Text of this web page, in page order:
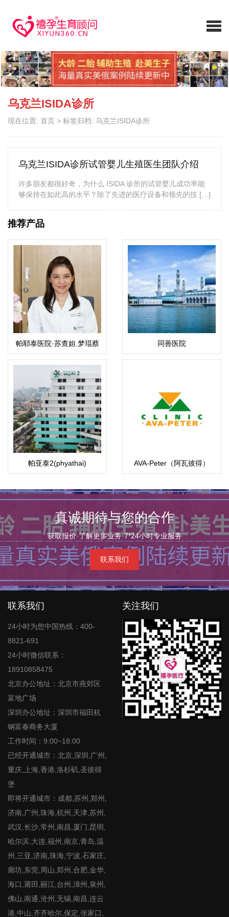
乌克兰ISIDA诊所
现在位置: 首页 > 标签归档: 乌克兰ISIDA诊所
乌克兰ISIDA诊所试管婴儿生殖医生团队介绍
许多朋友都很好奇，为什么 ISIDA 诊所的试管婴儿成功率能
够保持在如此高的水平？除了先进的医疗设备和领先的技 […]
推荐产品
帕耶泰医院·苏查妲.梦琨蔡
帕（Suchada）
同善医院
帕亚泰2(phyathai) AVA-Peter（阿瓦彼得）
真诚期待与您的合作
获取报价·了解更多业务·7*24小时专业服务
联系我们
联系我们
24小时为您中国热线：400-
8821-691
24小时微信联系：
18910858475
北京办公地址：北京市燕郊区
富地广场
深圳办公地址：深圳市福田杭
钢富春商务大厦
工作时间：9:00~18:00
已经开通城市：北京,深圳,广州,
重庆,上海,香港,洛杉矶,圣彼得
堡
即将开通城市：成都,苏州,郑州,
济南,广州,珠海,杭州,天津,苏州,
武汉,长沙,常州,南昌,厦门,昆明,
哈尔滨,大连,福州,南京,青岛,温
州,三亚,济南,珠海,宁波,石家庄,
廊坊,东莞,周山,郑州,合肥,金华,
海口,莆田,丽江,台州,漳州,泉州,
佛山,南通,沧州,无锡,南昌,连云
港,中山,齐齐哈尔,保定,张家口,
关注我们